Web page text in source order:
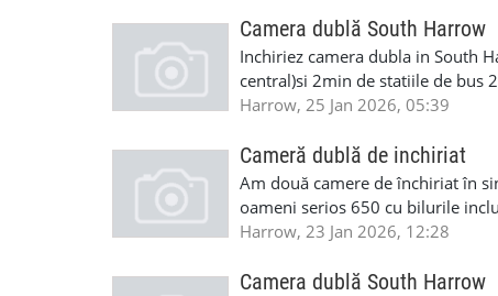
Camera dublă South Harrow
Inchiriez camera dubla in South
central)si 2min de statiile de bus
room ,parcare
Harrow, 25 Jan 2026, 05:39
Cameră dublă de inchiriat
Am două camere de închiriat în
oameni serios 650 cu bilurile
Harrow, 23 Jan 2026, 12:28
Camera dublă South Harrow